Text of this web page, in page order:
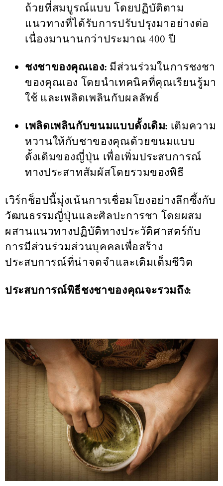
ถ้วยที่สมบูรณ์แบบ โดยปฏิบัติตาม
แนวทางที่ได้รับการปรับปรุงมาอย่างต่อ
เนื่องมานานกว่าประมาณ 400 ปี
ชงชาของคุณเอง: มีส่วนร่วมในการชงชา
ของคุณเอง โดยนำเทคนิคที่คุณเรียนรู้มา
ใช้ และเพลิดเพลินกับผลลัพธ์
เพลิดเพลินกับขนมแบบดั้งเดิม: เติมความ
หวานให้กับชาของคุณด้วยขนมแบบ
ดั้งเดิมของญี่ปุ่น เพื่อเพิ่มประสบการณ์
ทางประสาทสัมผัสโดยรวมของพิธี
เวิร์กช็อปนี้มุ่งเน้นการเชื่อมโยงอย่างลึกซึ้งกับ
วัฒนธรรมญี่ปุ่นและศิลปะการชา โดยผสม
ผสานแนวทางปฏิบัติทางประวัติศาสตร์กับ
การมีส่วนร่วมส่วนบุคคลเพื่อสร้าง
ประสบการณ์ที่น่าจดจำและเติมเต็มชีวิต
ประสบการณ์พิธีชงชาของคุณจะรวมถึง: